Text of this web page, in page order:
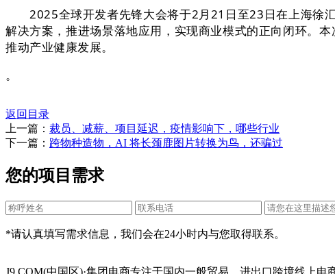
2025全球开发者先锋大会将于2月21日至23日在上海徐汇
解决方案，推进场景落地应用，实现商业模式的正向闭环。
推动产业健康发展。
。
返回目录
上一篇： 裁员、减薪、项目延迟，疫情影响下，哪些行业
下一篇： 跨物种造物，AI 将长颈鹿图片转换为鸟，还骗过
您的项目需求
*请认真填写需求信息，我们会在24小时内与您取得联系。
J9.COM(中国区)·集团电商专注于国内一般贸易、进出口跨境线上